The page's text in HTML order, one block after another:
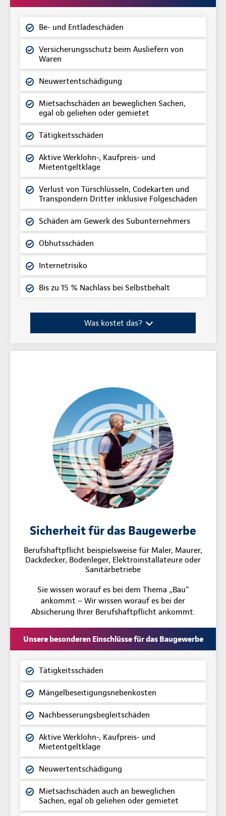
Be- und Entladeschäden
Versicherungsschutz beim Ausliefern von
Waren
Neuwertentschädigung
Mietsachschäden an beweglichen Sachen,
egal ob geliehen oder gemietet
Tätigkeitsschäden
Aktive Werklohn-, Kaufpreis- und
Mietentgeltklage
Verlust von Türschlüsseln, Codekarten und
Transpondern Dritter inklusive Folgeschäden
Schäden am Gewerk des Subunternehmers
Obhutsschäden
Internetrisiko
Bis zu 15 % Nachlass bei Selbstbehalt
Was kostet das?
Sicherheit für das Baugewerbe
Berufshaftpflicht beispielsweise für Maler, Maurer,
Dackdecker, Bodenleger, Elektroinstallateure oder
Sanitärbetriebe
Sie wissen worauf es bei dem Thema „Bau“
ankommt – Wir wissen worauf es bei der
Absicherung Ihrer Berufshaftpflicht ankommt.
Unsere besonderen Einschlüsse für das Baugewerbe
Tätigkeitsschäden
Mängelbeseitigungsnebenkosten
Nachbesserungsbegleitschäden
Aktive Werklohn-, Kaufpreis- und
Mietentgeltklage
Neuwertentschädigung
Mietsachschäden auch an beweglichen
Sachen, egal ob geliehen oder gemietet